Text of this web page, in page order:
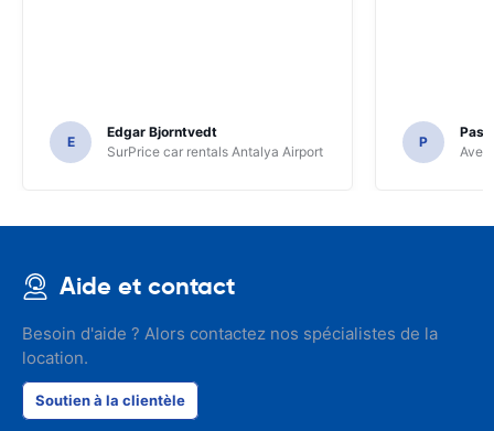
E
Edgar Bjorntvedt
SurPrice car rentals Antalya Airport
P
Avec
Aide et contact
Besoin d'aide ? Alors contactez nos spécialistes de la
location.
Soutien à la clientèle